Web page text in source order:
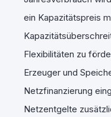
ein Kapazitätspreis
Flexibilitäten zu
Erzeuger und
Netzfinanzierung
Netzentgelte